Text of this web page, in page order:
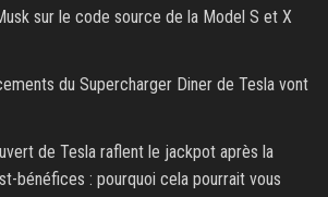
sur le code source de la Model S et X
du Supercharger Diner de Tesla vont
de Tesla raflent le jackpot après la
bénéfices : pourquoi cela pourrait vous